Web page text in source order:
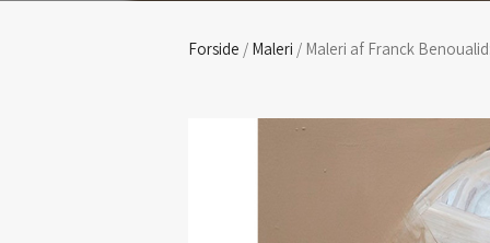
Forside / Maleri / Maleri af Franck